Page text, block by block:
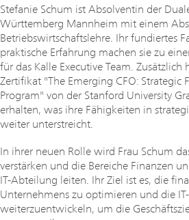
Stefanie Schum ist Absolventin der
Württemberg Mannheim mit einem
Betriebswirtschaftslehre. Ihr fundiertes
praktische Erfahrung machen sie zu
für das Kalle Executive Team. Zusätzlich
Zertifikat "The Emerging CFO: Strategic
Program" von der Stanford University
erhalten, was ihre Fähigkeiten in
weiter unterstreicht.
In ihrer neuen Rolle wird Frau Schum
verstärken und die Bereiche Finanzen
IT-Abteilung leiten. Ihr Ziel ist es, die
Unternehmens zu optimieren und die
weiterzuentwickeln, um die